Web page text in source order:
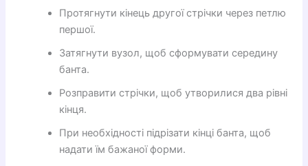
Протягнути кінець другої стрічки через петлю
першої.
Затягнути вузол, щоб сформувати середину
банта.
Розправити стрічки, щоб утворилися два рівні
кінця.
При необхідності підрізати кінці банта, щоб
надати їм бажаної форми.